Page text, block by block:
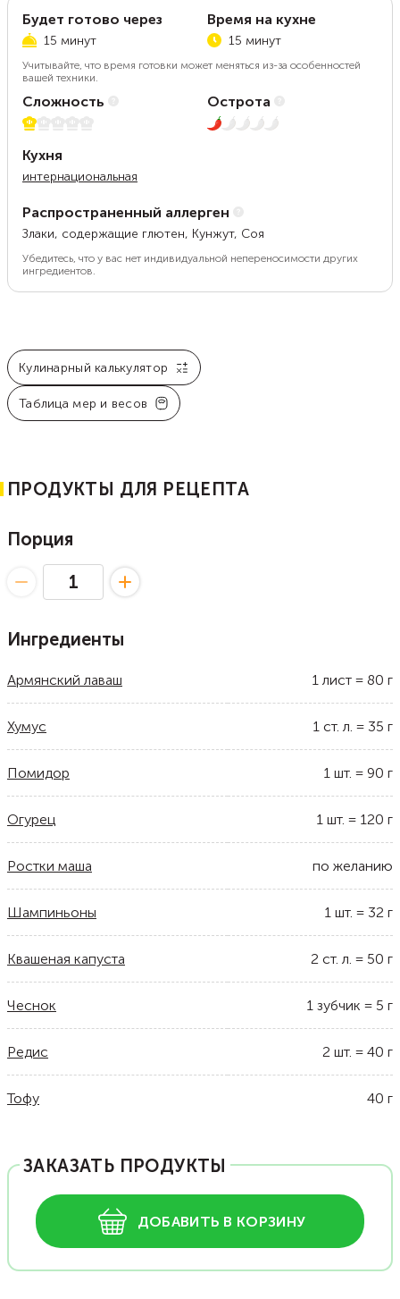
Будет готово через
15 минут
Время на кухне
15 минут
Учитывайте, что время готовки может меняться из-за особенностей
вашей техники.
Сложность
1 из 5
Острота
1 из 5
Кухня
интернациональная
Распространенный аллерген
Злаки, содержащие глютен, Кунжут, Соя
Убедитесь, что у вас нет индивидуальной непереносимости других
ингредиентов.
Кулинарный калькулятор
Таблица мер и весов
ПРОДУКТЫ ДЛЯ РЕЦЕПТА
Порция
Ингредиенты
Армянский лаваш 1 лист = 80 г
Хумус 1 ст. л. = 35 г
Помидор 1 шт. = 90 г
Огурец 1 шт. = 120 г
Ростки маша по желанию
Шампиньоны 1 шт. = 32 г
Квашеная капуста 2 ст. л. = 50 г
Чеснок 1 зубчик = 5 г
Редис 2 шт. = 40 г
Тофу 40 г
ЗАКАЗАТЬ ПРОДУКТЫ
ДОБАВИТЬ В КОРЗИНУ